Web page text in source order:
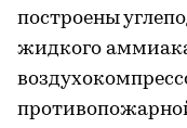
построены
жидкого